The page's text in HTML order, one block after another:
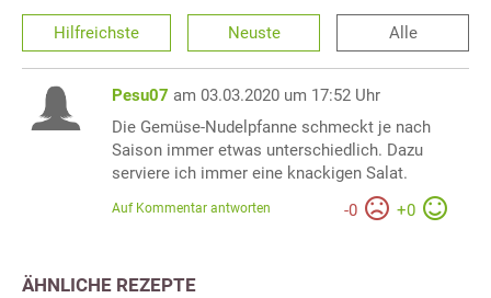
Hilfreichste Neuste Alle
Pesu07 am 03.03.2020 um 17:52 Uhr
Die Gemüse-Nudelpfanne schmeckt je nach
Saison immer etwas unterschiedlich. Dazu
serviere ich immer eine knackigen Salat.
-0 +0
Auf Kommentar antworten
ÄHNLICHE REZEPTE